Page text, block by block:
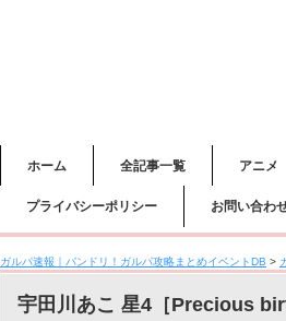
ホーム 全記事一覧 アニメ
プライバシーポリシー お問い合わ
ガルパ速報｜バンドリ！ガルパ攻略まとめイベントDB >
宇田川あこ 星4［Precious